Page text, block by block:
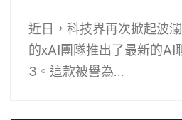
近日，科技界再次掀起波
的xAI團隊推出了最新的AI
3。這款被譽為...